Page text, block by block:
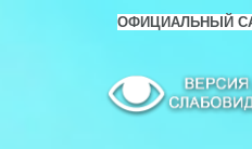
ОФИЦИАЛЬНЫЙ